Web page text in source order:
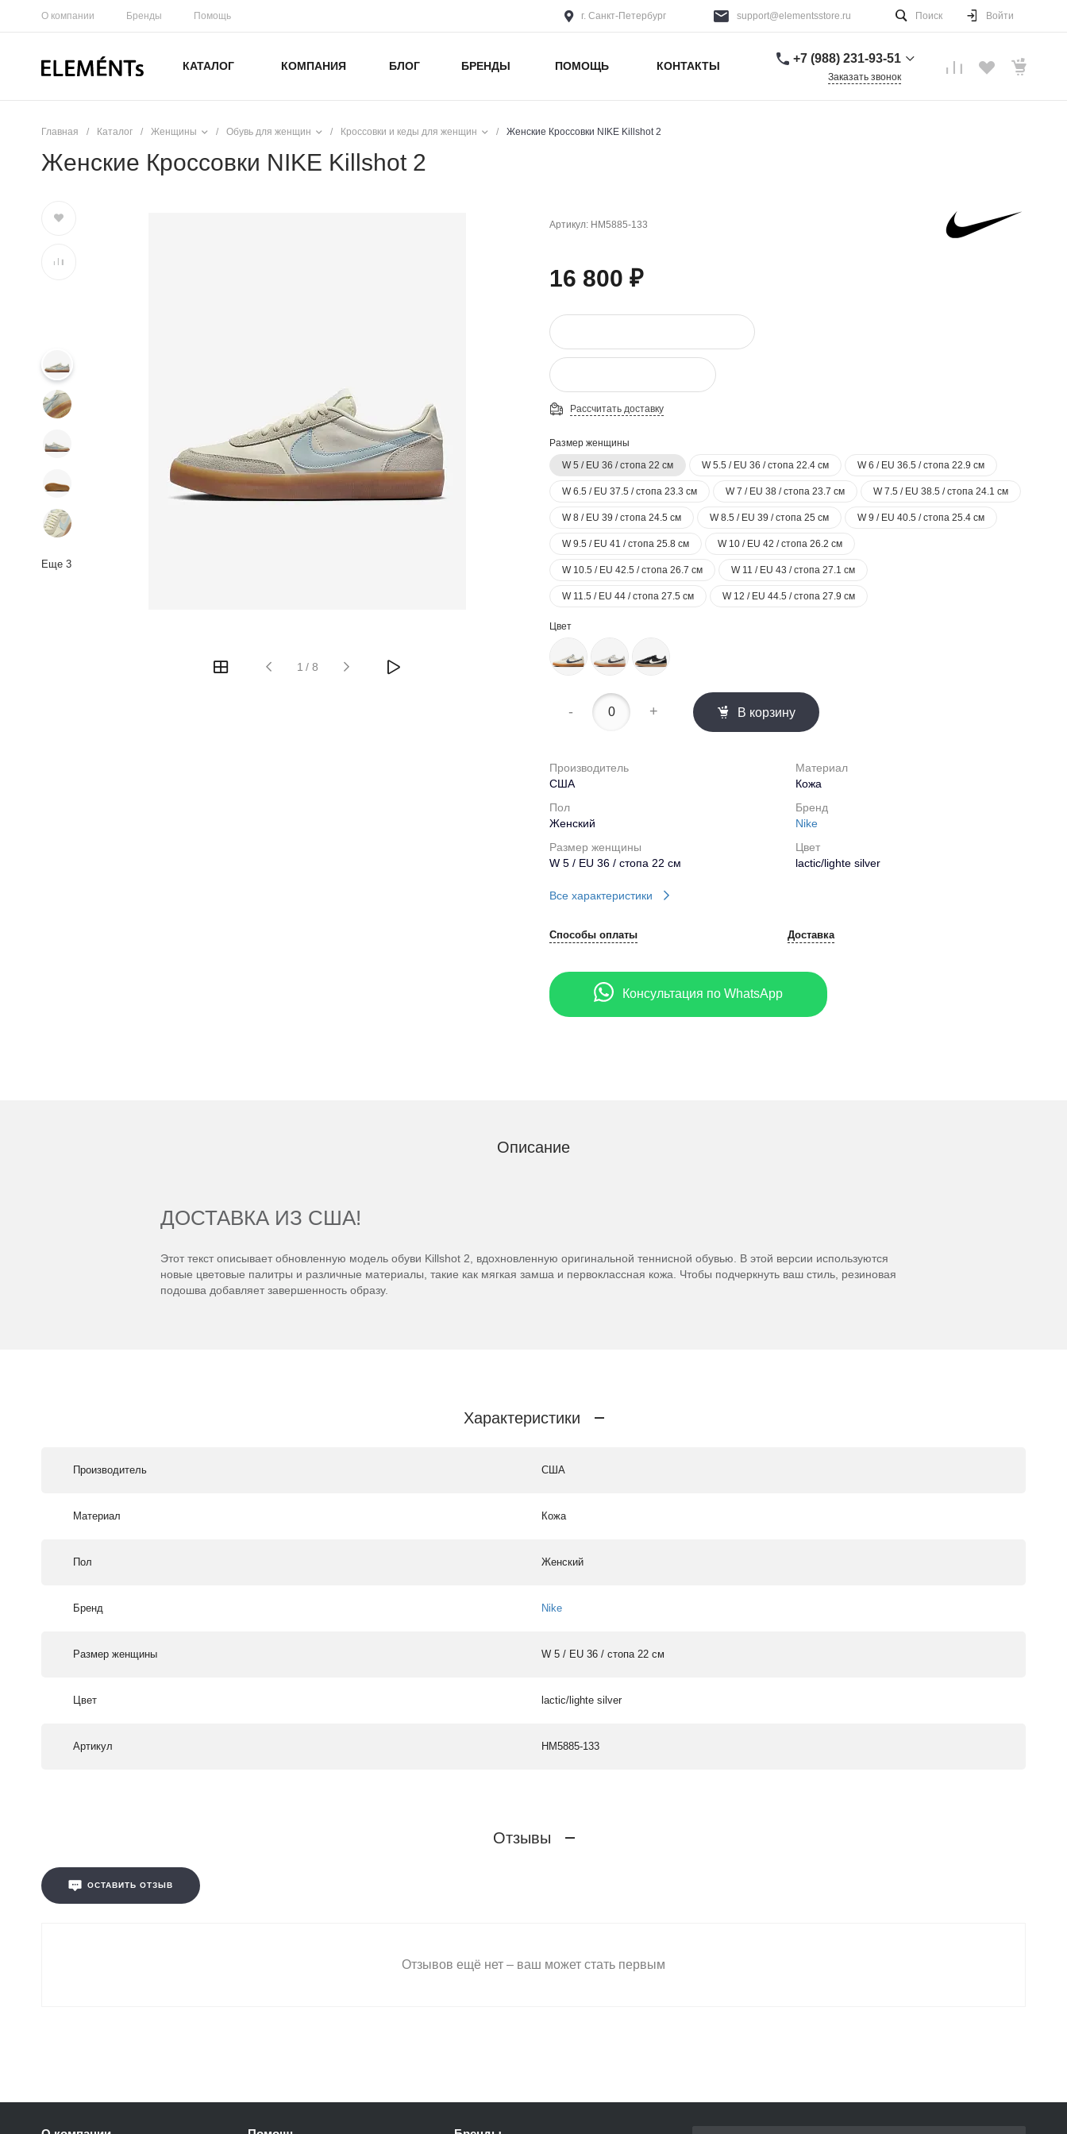
О компании Бренды Помощь г. Санкт-Петербург support@elementsstore.ru Поиск Войти
КАТАЛОГ КОМПАНИЯ БЛОГ БРЕНДЫ ПОМОЩЬ КОНТАКТЫ
+7 (988) 231-93-51
Заказать звонок
Главная / Каталог / Женщины / Обувь для женщин / Кроссовки и кеды для женщин / Женские Кроссовки NIKE Killshot 2
Женские Кроссовки NIKE Killshot 2
Еще 3
1 / 8
Артикул: HM5885-133
16 800 ₽
Рассчитать доставку
Размер женщины
W 5 / EU 36 / стопа 22 см
W 5.5 / EU 36 / стопа 22.4 см W 6 / EU 36.5 / стопа 22.9 см
W 6.5 / EU 37.5 / стопа 23.3 см W 7 / EU 38 / стопа 23.7 см W 7.5 / EU 38.5 / стопа 24.1 см
W 8 / EU 39 / стопа 24.5 см W 8.5 / EU 39 / стопа 25 см W 9 / EU 40.5 / стопа 25.4 см
W 9.5 / EU 41 / стопа 25.8 см W 10 / EU 42 / стопа 26.2 см
W 10.5 / EU 42.5 / стопа 26.7 см W 11 / EU 43 / стопа 27.1 см
W 11.5 / EU 44 / стопа 27.5 см W 12 / EU 44.5 / стопа 27.9 см
Цвет
- + В корзину
Производитель
США
Материал
Кожа
Пол
Женский
Бренд
Nike
Размер женщины
W 5 / EU 36 / стопа 22 см
Цвет
lactic/lighte silver
Все характеристики
Способы оплаты Доставка
Консультация по WhatsApp
Описание
ДОСТАВКА ИЗ США!
Этот текст описывает обновленную модель обуви Killshot 2, вдохновленную оригинальной теннисной обувью. В этой версии используются
новые цветовые палитры и различные материалы, такие как мягкая замша и первоклассная кожа. Чтобы подчеркнуть ваш стиль, резиновая
подошва добавляет завершенность образу.
Характеристики
Производитель США
Материал Кожа
Пол Женский
Бренд Nike
Размер женщины W 5 / EU 36 / стопа 22 см
Цвет lactic/lighte silver
Артикул HM5885-133
Отзывы
ОСТАВИТЬ ОТЗЫВ
Отзывов ещё нет – ваш может стать первым